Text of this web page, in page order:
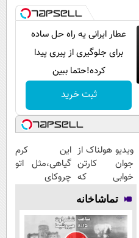
عطار ایرانی یه راه حل ساده
برای جلوگیری از پیری پیدا
کرده!حتما ببین
ثبت خرید
ویدیو هولناک از
جوان کارتن
خوابی که
میلیاردر شد.
آموزش رایگان
این کرم
گیاهی،مثل اتو
چروکای
تماشاخانه